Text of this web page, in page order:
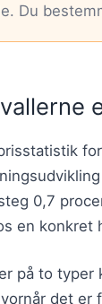
Du
0,7
en konkret
på to typer
det